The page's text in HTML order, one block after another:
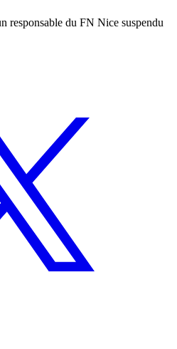
responsable du FN Nice suspendu